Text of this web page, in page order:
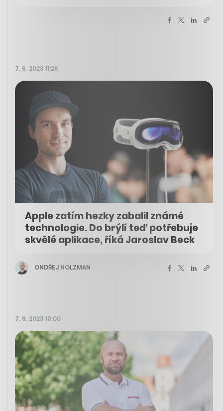
7. 6. 2023 11:28
Apple zatím hezky zabalil známé
technologie. Do brýlí teď potřebuje
skvělé aplikace, říká Jaroslav Beck
ONDŘEJ HOLZMAN
7. 6. 2023 10:00